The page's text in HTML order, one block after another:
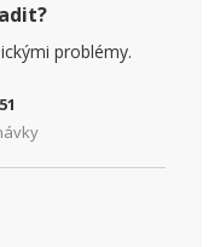
problémy.